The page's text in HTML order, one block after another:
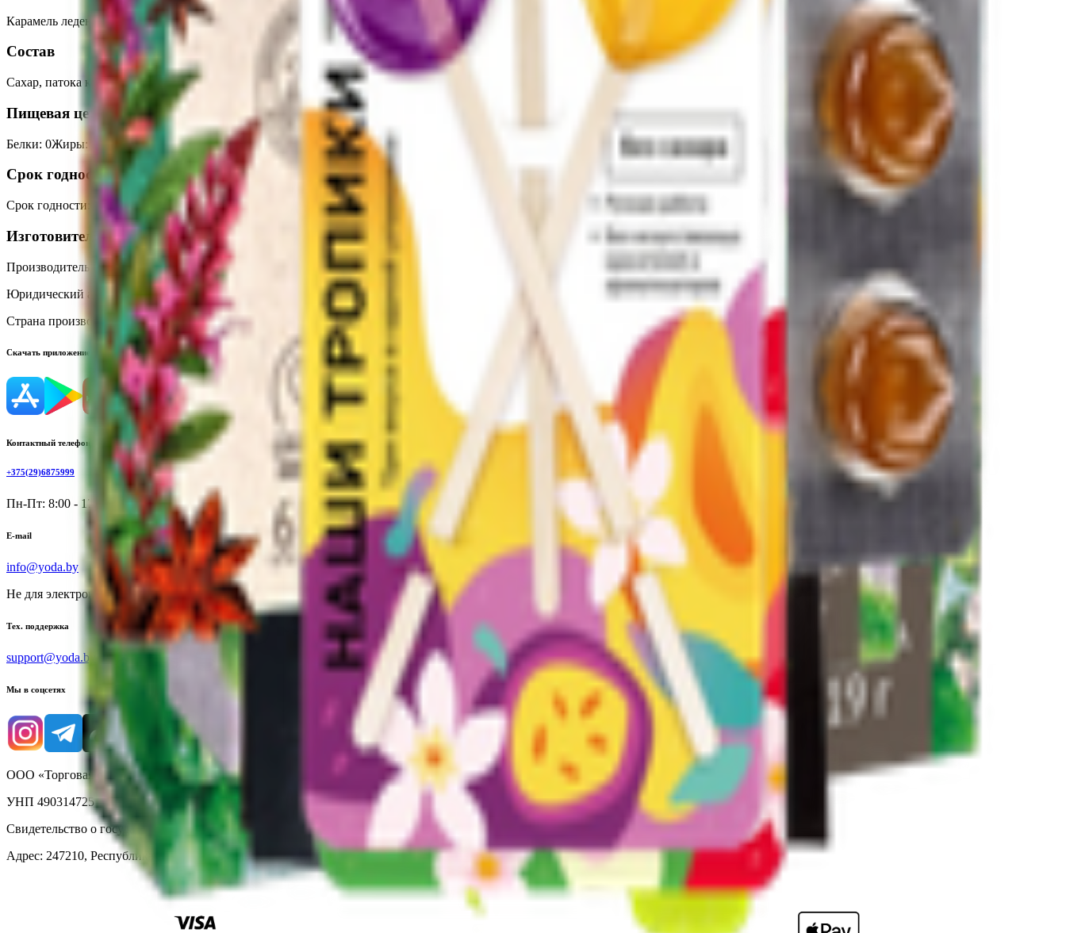
Карамель леденцовая с гвоздикой и куркумой – содержит натуральные природные ингредиенты, которые приносят пользу в оздоровлении.
Состав
Сахар, патока крахмальная, лимонная кислота (регулятор кислотности), ароматизатор натуральный мятное масло, экстракт куркумы, масло эфирное гвоздичное.
Пищевая ценность на 100г
Белки: 0Жиры: Углеводы: Калории:395
Срок годности
Срок годности 24 месяца
Изготовитель
Производитель:
ООО «Специалист»
Юридический адрес:
Москва, ул. Сельскохозяйственная, д. 11 к. 3, помещ. 2/1.
Страна производства:
Россия
Скачать приложение
Контактный телефон
+375(29)6875999
Пн-Пт: 8:00 - 17:00
E-mail
info@yoda.by
Не для электронных обращений
Тех. поддержка
support@yoda.by
Мы в соцсетях
ООО «Торговая сеть «Продмир»
УНП 490314725
Свидетельство о государственной регистрации № 490314725 от 30.05.2003г выдано Гомельским облисполкомом
Адрес: 247210, Республика Беларусь, Гомельская обл., г. Жлобин, ул. Козлова 2-А